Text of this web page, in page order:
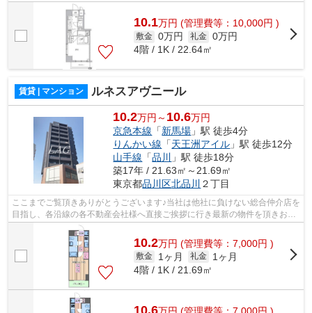
様へ提供しております！最新の情報は...
10.1万円 (管理費等：10,000円 )
敷金 0万円 礼金 0万円
4階 / 1K / 22.64㎡
賃貸 | マンション ルネスアヴニール
10.2万円～ 10.6万円
京急本線 「新馬場 」駅 徒歩4分
りんかい線 「天王洲アイル 」駅 徒歩12分
山手線 「品川
」駅 徒歩18分
築17年 / 21.63㎡～21.69㎡
東京都品川区北品川 ２丁目
ここまでご覧頂きありがとうございます♪当社は他社に負けない総合仲介店を
目指し、各沿線の各不動産会社様へ直接ご挨拶に行き最新の物件を頂きお客
様へ提供しております！最新の情報は...
10.2万円 (管理費等：7,000円 )
敷金 1ヶ月 礼金
1ヶ月
4階 / 1K / 21.69㎡
10.6